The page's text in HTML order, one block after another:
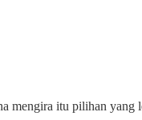
mengira itu pilihan yang